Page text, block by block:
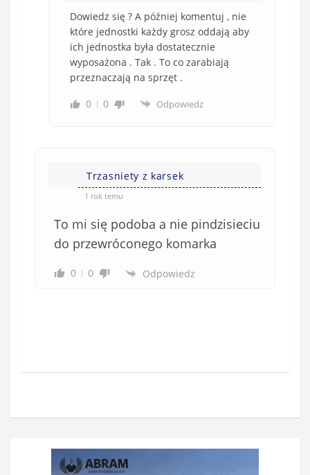
Dowiedz się ? A później komentuj , nie
które jednostki każdy grosz oddają aby
ich jednostka była dostatecznie
wyposażona . Tak . To co zarabiają
przeznaczają na sprzęt .
0
0 Odpowiedz
Trzasniety z karsek
1 rok temu
To mi się podoba a nie pindzisieciu
do przewróconego komarka
0 0 Odpowiedz